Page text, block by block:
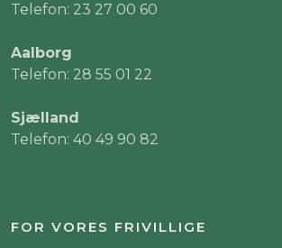
Telefon: 23 27 00 60
Aalborg
Telefon: 28 55 01 22
Sjælland
Telefon: 40 49 90 82
FOR VORES FRIVILLIGE